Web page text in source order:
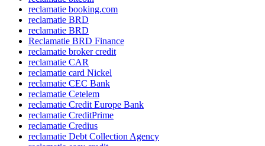
reclamatie booking.com
reclamatie BRD
reclamatie BRD
Reclamatie BRD Finance
reclamatie broker credit
reclamatie CAR
reclamatie card Nickel
reclamatie CEC Bank
reclamatie Cetelem
reclamatie Credit Europe Bank
reclamatie CreditPrime
reclamatie Credius
reclamatie Debt Collection Agency